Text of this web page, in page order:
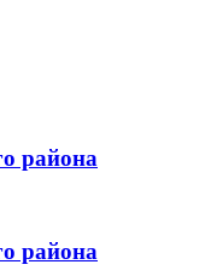
района
района